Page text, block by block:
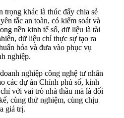
trọng khác là thúc đẩy chia sẻ
tắc an toàn, có kiểm soát và
nền kinh tế số, dữ liệu là tài
dữ liệu chỉ thực sự tạo ra
hóa và đưa vào phục vụ
nghiệp.
nghiệp công nghệ tư nhân
các dự án Chính phủ số, kinh
với vai trò nhà thầu mà là đối
cùng thử nghiệm, cùng chịu
giá trị.